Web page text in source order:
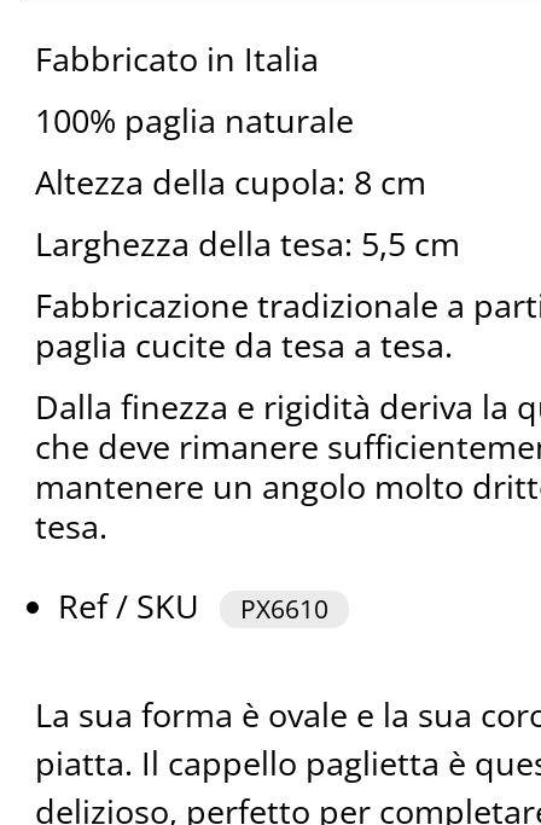
Fabbricato in Italia
100% paglia naturale
Altezza della cupola: 8 cm
Larghezza della tesa: 5,5 cm
Fabbricazione tradizionale a
paglia cucite da tesa a tesa.
Dalla finezza e rigidità deriva la
che deve rimanere
mantenere un angolo molto
tesa.
Ref / SKU
PX6610
La sua forma è ovale e la sua
piatta. Il cappello paglietta è
delizioso, perfetto per